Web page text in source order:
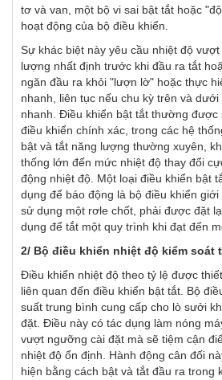
tơ và van, một bộ vi sai bật tắt hoặc
hoạt động của bộ điều khiển.
Sự khác biệt này yêu cầu nhiệt độ
lượng nhất định trước khi đầu ra tắt
ngăn đầu ra khỏi "lượn lờ" hoặc thực
nhanh, liên tục nếu chu kỳ trên và
nhanh. Điều khiển bật tắt thường được
điều khiển chính xác, trong các hệ
bật và tắt năng lượng thường xuyên,
thống lớn đến mức nhiệt độ thay đổi
động nhiệt độ. Một loại điều khiển bật
dụng để báo động là bộ điều khiển
sử dụng một rơle chốt, phải được đặt
dụng để tắt một quy trình khi đạt đến
2/ Bộ điều khiển nhiệt độ kiểm soát
Điều khiển nhiệt độ theo tỷ lệ được
liên quan đến điều khiển bật tắt. Bộ
suất trung bình cung cấp cho lò sưởi
đặt. Điều này có tác dụng làm nóng
vượt ngưỡng cài đặt mà sẽ tiệm cận
nhiệt độ ổn định. Hành động cân đối
hiện bằng cách bật và tắt đầu ra trong